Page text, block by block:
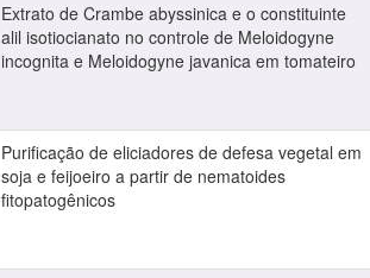
Extrato de Crambe abyssinica e o constituinte
alil isotiocianato no controle de Meloidogyne
incognita e Meloidogyne javanica em tomateiro
Purificação de eliciadores de defesa vegetal em
soja e feijoeiro a partir de nematoides
fitopatogênicos